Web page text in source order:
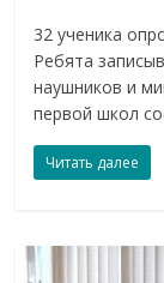
32 ученика
Ребята
наушников и
первой школ
Читать далее